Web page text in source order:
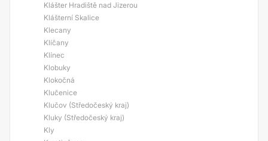
Klášter Hradiště nad Jizerou
Klášterní Skalice
Klecany
Klíčany
Klínec
Klobuky
Klokočná
Klučenice
Klučov (Středočeský kraj)
Kluky (Středočeský kraj)
Kly